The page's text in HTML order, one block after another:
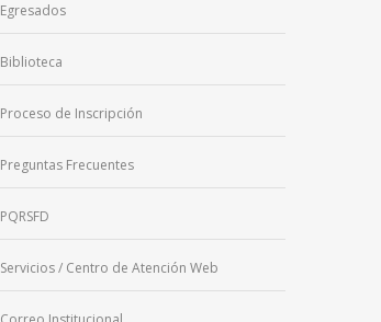
Egresados
Biblioteca
Proceso de Inscripción
Preguntas Frecuentes
PQRSFD
Servicios / Centro de Atención Web